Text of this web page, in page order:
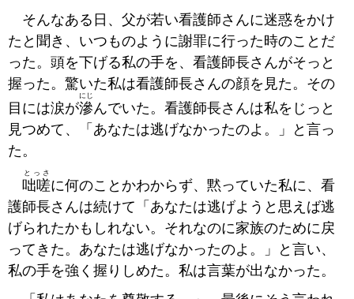
そんなある日、父が若い看護師さんに迷惑をかけ
たと聞き、いつものように謝罪に行った時のことだ
った。頭を下げる私の手を、看護師長さんがそっと
握った。驚いた私は看護師長さんの顔を見た。その
目には涙が滲
にじ
んでいた。看護師長さんは私をじっと
見つめて、「あなたは逃げなかったのよ。」と言っ
た。
咄嗟
とっさ
に何のことかわからず、黙っていた私に、看
護師長さんは続けて「あなたは逃げようと思えば逃
げられたかもしれない。それなのに家族のために戻
ってきた。あなたは逃げなかったのよ。」と言い、
私の手を強く握りしめた。私は言葉が出なかった。